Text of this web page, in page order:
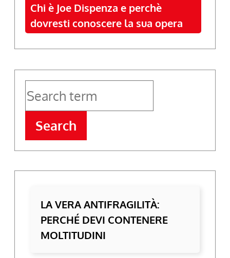
Chi è Joe Dispenza e perchè
dovresti conoscere la sua opera
Search
LA VERA ANTIFRAGILITÀ:
PERCHÉ DEVI CONTENERE
MOLTITUDINI